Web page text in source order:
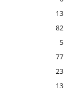
13
82
5
77
23
13